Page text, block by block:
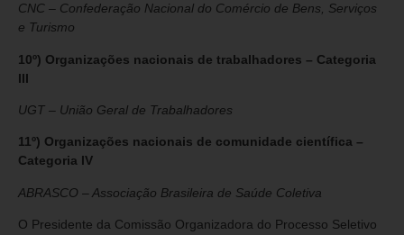
CNC – Confederação Nacional do Comércio de Bens, Serviços
e Turismo
10º) Organizações nacionais de trabalhadores – Categoria
III
UGT – União Geral de Trabalhadores
11º) Organizações nacionais de comunidade científica –
Categoria IV
ABRASCO – Associação Brasileira de Saúde Coletiva
O Presidente da Comissão Organizadora do Processo Seletivo